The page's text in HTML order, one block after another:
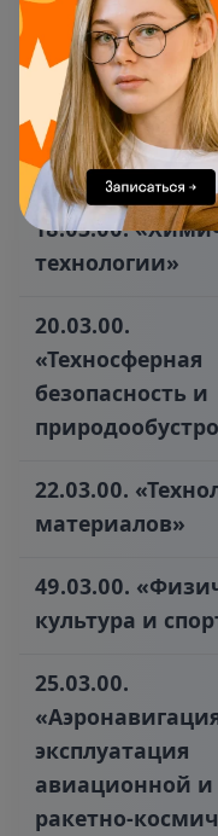
техника»‎
36.03.00.
и зоотехния»‎
18.03.00.
технологии»‎
20.03.00.
«Техносферная
безопасность и
22.03.00.
материалов»‎
49.03.00.
культура и
25.03.00.
эксплуатация
авиационной и
ракетно-